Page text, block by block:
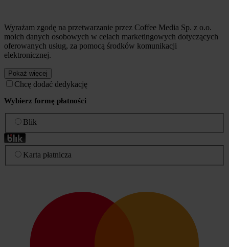
Wyrażam zgodę na przetwarzanie przez Coffee Media Sp. z o.o.
moich danych osobowych w celach marketingowych dotyczących
oferowanych usług, za pomocą środków komunikacji
elektronicznej.
Pokaż więcej
Chcę dodać dedykację
Wybierz formę płatności
Blik
Karta płatnicza